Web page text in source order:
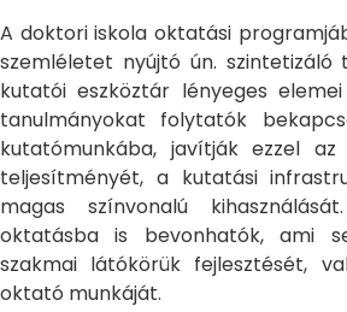
A doktori iskola oktatási
szemléletet nyújtó ún.
kutatói eszköztár lényeges
tanulmányokat folytatók
kutatómunkába, javítják ezzel
teljesítményét, a kutatási
magas színvonalú
oktatásba is bevonhatók, ami
szakmai látókörük fejlesztését,
oktató munkáját.